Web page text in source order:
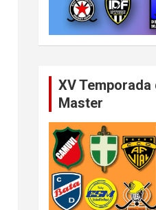
XV
Master